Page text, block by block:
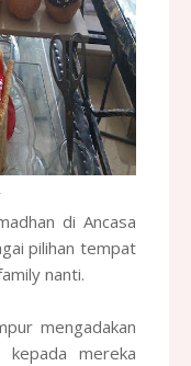
di Ancasa
pilihan tempat
nanti.
mengadakan
mereka